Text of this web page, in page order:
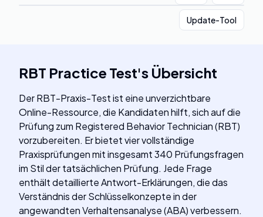
Update-Tool
RBT Practice Test's Übersicht
Der RBT-Praxis-Test ist eine unverzichtbare
Online-Ressource, die Kandidaten hilft, sich auf die
Prüfung zum Registered Behavior Technician (RBT)
vorzubereiten. Er bietet vier vollständige
Praxisprüfungen mit insgesamt 340 Prüfungsfragen
im Stil der tatsächlichen Prüfung. Jede Frage
enthält detaillierte Antwort-Erklärungen, die das
Verständnis der Schlüsselkonzepte in der
angewandten Verhaltensanalyse (ABA) verbessern.